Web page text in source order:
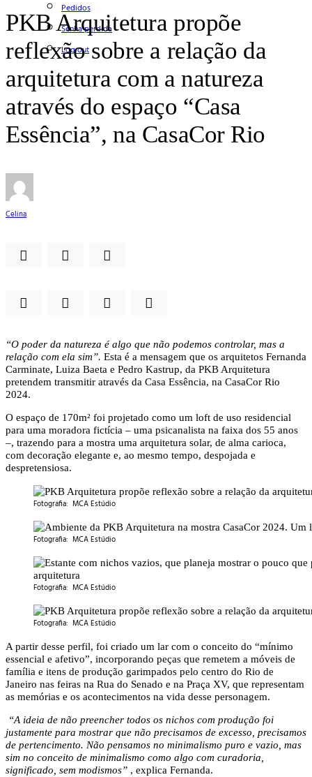
Pedidos
Senha perdida
Log out
PKB Arquitetura propõe
reflexão sobre a relação da
arquitetura com a natureza
através do espaço “Casa
Essência”, na CasaCor Rio
Celina
“O poder da natureza é algo que não podemos controlar, mas a
relação com ela sim”. Esta é a mensagem que os arquitetos Fernanda
Carminate, Luiza Baeta e Pedro Kastrup, da PKB Arquitetura
pretendem transmitir através da Casa Essência, na CasaCor Rio
2024.
O espaço de 170m² foi projetado como um loft de uso residencial
para uma moradora fictícia – uma psicanalista na faixa dos 55 anos
–, trazendo para a mostra uma arquitetura solar, de alma carioca,
com decoração elegante e, ao mesmo tempo, despojada e
despretensiosa.
Fotografia: MCA Estúdio
Fotografia: MCA Estúdio
Fotografia: MCA Estúdio
Fotografia: MCA Estúdio
A partir desse perfil, foi criado um lar com o conceito do “mínimo
essencial e afetivo”, incorporando peças que remetem a móveis de
família e itens de produção garimpados pelo centro do Rio de
Janeiro nas feiras na Rua do Senado e na Praça XV, que representam
as memórias e os acontecimentos na vida desse personagem.
“A ideia de não preencher todos os nichos com produção foi
justamente para mostrar que não precisamos de excesso, precisamos
de pertencimento. Não pensamos no minimalismo puro e vazio, mas
sim no conceito de minimalismo como algo com curadoria,
significado, sem modismos” , explica Fernanda.